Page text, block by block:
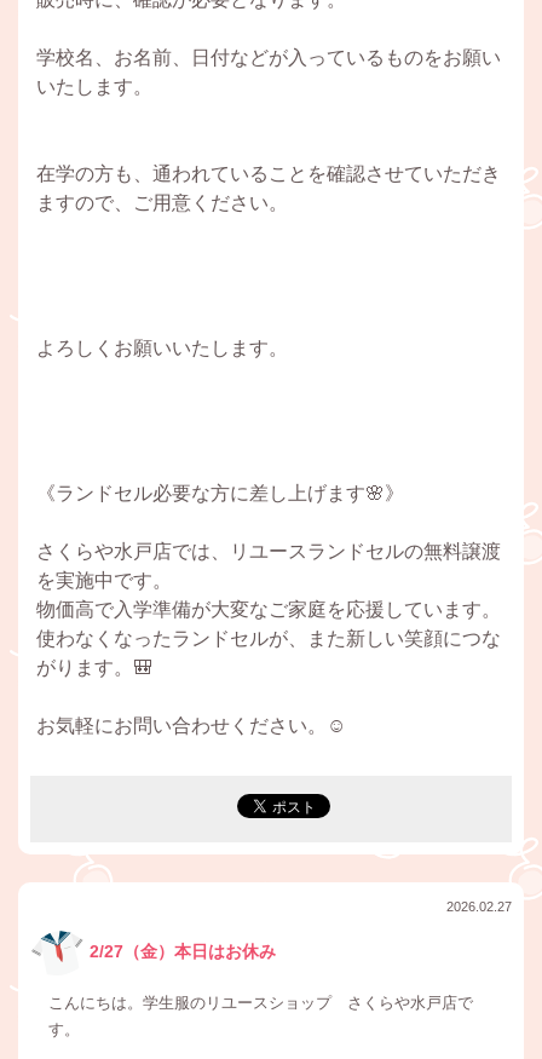
学校名、お名前、日付などが入っているものをお願い
いたします。
在学の方も、通われていることを確認させていただき
ますので、ご用意ください。
よろしくお願いいたします。
《ランドセル必要な方に差し上げます🌸》
さくらや水戸店では、リユースランドセルの無料譲渡
を実施中です。
物価高で入学準備が大変なご家庭を応援しています。
使わなくなったランドセルが、また新しい笑顔につな
がります。🎒
お気軽にお問い合わせください。☺️
2026.02.27
2/27（金）本日はお休み
こんにちは。学生服のリユースショップ さくらや水戸店で
す。